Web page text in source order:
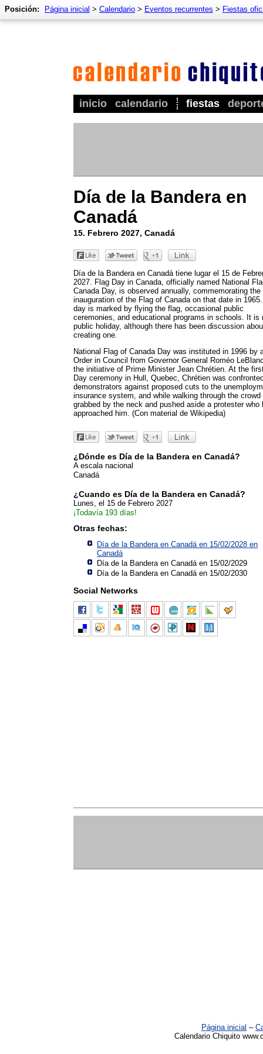
inicio calendario fiestas
Posición: Página inicial > Calendario > Eventos recurrentes > Fiestas
Día de la Bandera en
Canadá
15. Febrero 2027, Canadá
Día de la Bandera en Canadá tiene lugar el 15 de
2027. Flag Day in Canada, officially named National
Canada Day, is observed annually, commemorating the
inauguration of the Flag of Canada on that date in
day is marked by flying the flag, occasional public
ceremonies, and educational programs in schools. It is
public holiday, although there has been discussion
creating one.
National Flag of Canada Day was instituted in 1996 by
Order in Council from Governor General Roméo
the initiative of Prime Minister Jean Chrétien. At the
Day ceremony in Hull, Quebec, Chrétien was
demonstrators against proposed cuts to the
insurance system, and while walking through the crowd
grabbed by the neck and pushed aside a protester who
approached him. (Con material de Wikipedia)
¿Dónde es Día de la Bandera en Canadá?
A escala nacional
Canadá
¿Cuando es Día de la Bandera en Canadá?
Lunes, el 15 de Febrero 2027
¡Todavía 193 días!
Otras fechas:
Día de la Bandera en Canadá en 15/02/2028 en
Canadá
Día de la Bandera en Canadá en 15/02/2029
Día de la Bandera en Canadá en 15/02/2030
Social Networks
Página inicial –
Calendario Chiquito